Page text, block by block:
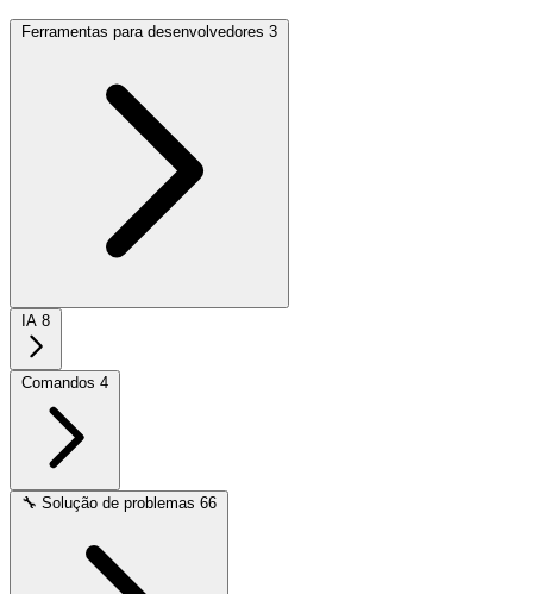
Ferramentas para desenvolvedores 3
IA 8
Comandos 4
🔧 Solução de problemas 66